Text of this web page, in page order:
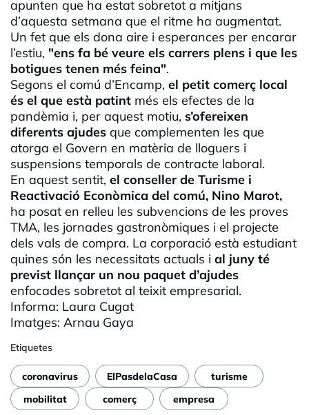
apunten que ha estat sobretot a mitjans
d’aquesta setmana que el ritme ha augmentat.
Un fet que els dona aire i esperances per encarar
l’estiu, "ens fa bé veure els carrers plens i que les
botigues tenen més feina".
Segons el comú d’Encamp, el petit comerç local
és el que està patint més els efectes de la
pandèmia i, per aquest motiu, s’ofereixen
diferents ajudes que complementen les que
atorga el Govern en matèria de lloguers i
suspensions temporals de contracte laboral.
En aquest sentit, el conseller de Turisme i
Reactivació Econòmica del comú, Nino Marot,
ha posat en relleu les subvencions de les proves
TMA, les jornades gastronòmiques i el projecte
dels vals de compra. La corporació està estudiant
quines són les necessitats actuals i al juny té
previst llançar un nou paquet d’ajudes
enfocades sobretot al teixit empresarial.
Informa: Laura Cugat
Imatges: Arnau Gaya
Etiquetes
coronavirus ElPasdelaCasa
turisme
mobilitat
comerç empresa